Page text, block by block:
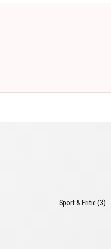
Sport & Fritid (3)